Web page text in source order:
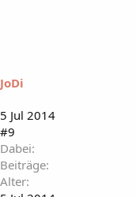
JoDi
5 Jul 2014
#9
Dabei
Beiträge
Alter